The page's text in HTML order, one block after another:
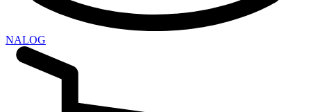
NALOG